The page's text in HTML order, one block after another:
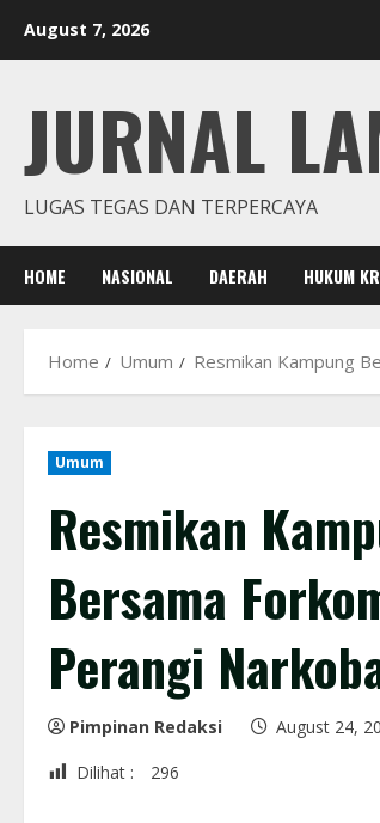
August 7, 2026
JURNAL
LUGAS TEGAS DAN TERPERCAYA
HOME NASIONAL DAERAH HUKUM
Home Umum Resmikan Kampung
Umum
Resmikan
Bersama
Perangi
Pimpinan Redaksi
August 24,
Dilihat :
296